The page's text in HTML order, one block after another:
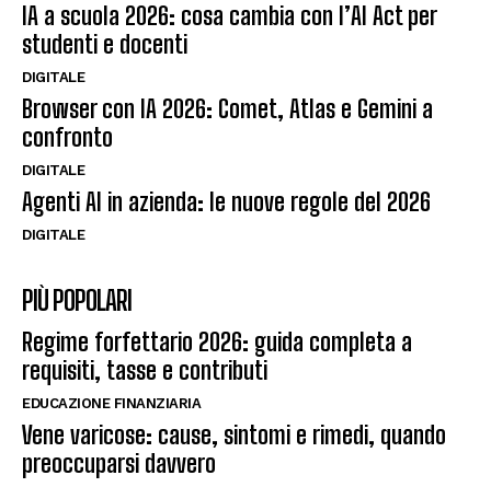
IA a scuola 2026: cosa cambia con l’AI Act per
studenti e docenti
DIGITALE
Browser con IA 2026: Comet, Atlas e Gemini a
confronto
DIGITALE
Agenti AI in azienda: le nuove regole del 2026
DIGITALE
PIÙ POPOLARI
Regime forfettario 2026: guida completa a
requisiti, tasse e contributi
EDUCAZIONE FINANZIARIA
Vene varicose: cause, sintomi e rimedi, quando
preoccuparsi davvero